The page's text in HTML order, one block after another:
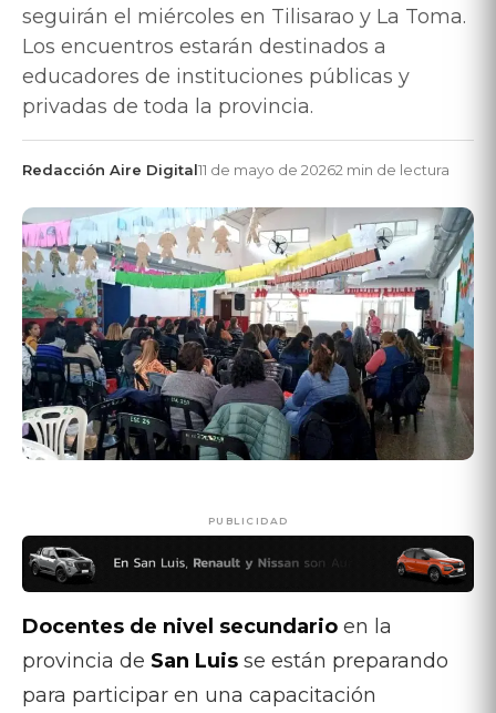
seguirán el miércoles en Tilisarao y La Toma.
Los encuentros estarán destinados a
educadores de instituciones públicas y
privadas de toda la provincia.
Redacción Aire Digital11 de mayo de 20262 min de lectura
PUBLICIDAD
Docentes de nivel secundario en la
provincia de San Luis se están preparando
para participar en una capacitación